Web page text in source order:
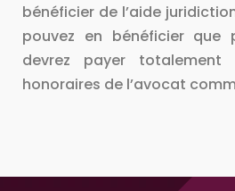
bénéficier de l’aide
pouvez en bénéficier que
devrez payer
honoraires de l’avocat